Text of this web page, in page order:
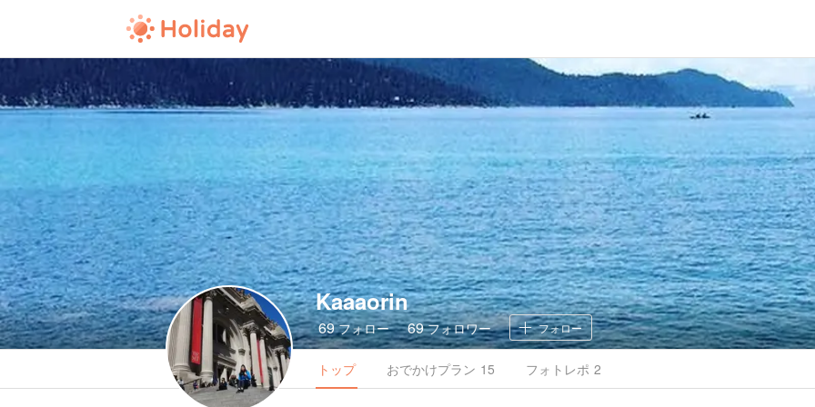
Kaaaorin
69フォロー 69フォロワー フォロー
トップ おでかけプラン 15 フォトレポ 2